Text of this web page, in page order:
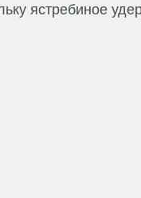
ястребиное